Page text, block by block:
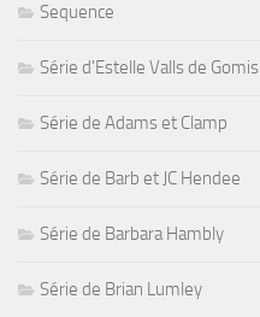
Sequence
Série d'Estelle Valls de Gomis
Série de Adams et Clamp
Série de Barb et JC Hendee
Série de Barbara Hambly
Série de Brian Lumley